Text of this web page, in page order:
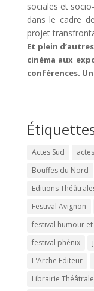
sociales et
dans le cadre
projet
Et plein
cinéma aux
conférences.
Actes Sud
Bouffes du Nord
Editions
Festival Avignon
festival humour et
festival phénix
L'Arche Editeur
Librairie Théâtrale